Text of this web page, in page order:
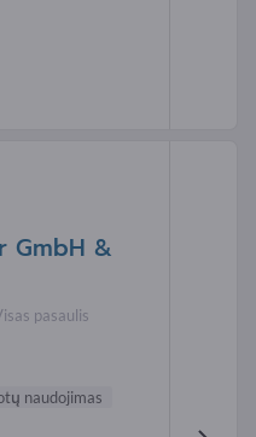
GmbH &
pasaulis
naudojimas